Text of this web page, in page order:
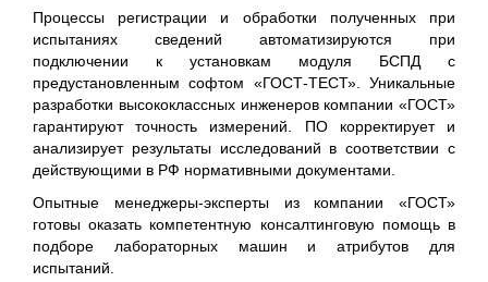
Процессы регистрации и обработки полученных при
испытаниях сведений автоматизируются при
подключении к установкам модуля БСПД с
предустановленным софтом «ГОСТ-ТЕСТ». Уникальные
разработки высококлассных инженеров компании «ГОСТ»
гарантируют точность измерений. ПО корректирует и
анализирует результаты исследований в соответствии с
действующими в РФ нормативными документами.
Опытные менеджеры-эксперты из компании «ГОСТ»
готовы оказать компетентную консалтинговую помощь в
подборе лабораторных машин и атрибутов для
испытаний.